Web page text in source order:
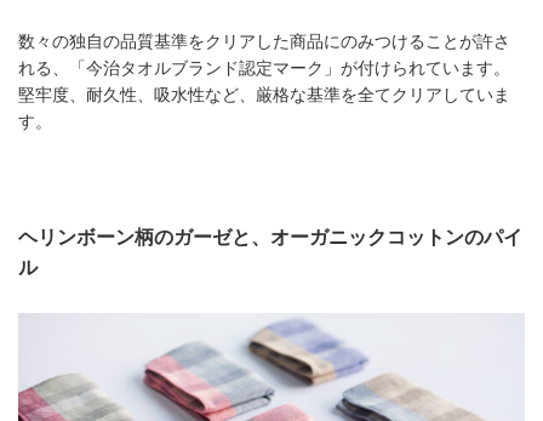
数々の独自の品質基準をクリアした商品にのみつけることが許さ
れる、「今治タオルブランド認定マーク」が付けられています。
堅牢度、耐久性、吸水性など、厳格な基準を全てクリアしていま
す。
ヘリンボーン柄のガーゼと、オーガニックコットンのパイ
ル